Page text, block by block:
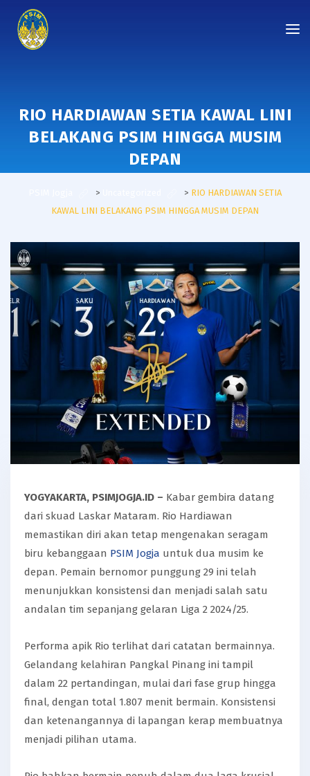
RIO HARDIAWAN SETIA KAWAL LINI
BELAKANG PSIM HINGGA MUSIM
DEPAN
> > RIO HARDIAWAN SETIA
KAWAL LINI BELAKANG PSIM HINGGA MUSIM DEPAN
YOGYAKARTA, PSIMJOGJA.ID – Kabar gembira datang
dari skuad Laskar Mataram. Rio Hardiawan
memastikan diri akan tetap mengenakan seragam
biru kebanggaan PSIM Jogja untuk dua musim ke
depan. Pemain bernomor punggung 29 ini telah
menunjukkan konsistensi dan menjadi salah satu
andalan tim sepanjang gelaran Liga 2 2024/25.
Performa apik Rio terlihat dari catatan bermainnya.
Gelandang kelahiran Pangkal Pinang ini tampil
dalam 22 pertandingan, mulai dari fase grup hingga
final, dengan total 1.807 menit bermain. Konsistensi
dan ketenangannya di lapangan kerap membuatnya
menjadi pilihan utama.